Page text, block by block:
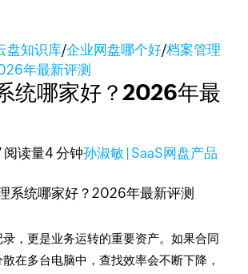
盘知识库/企业网盘哪个好/档案管理
年最新评测
统哪家好？2026年最
阅读量4 分钟孙淑敏 | SaaS网盘产品
，更是业务运转的重要资产。如果合同
在多台电脑中，查找效率会不断下降，